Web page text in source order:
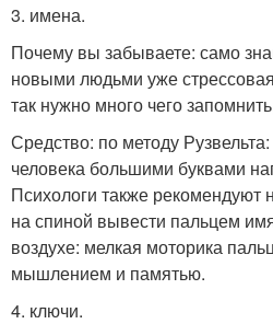
3. имена.
Почему вы забываете: само
новыми людьми уже
так нужно много чего
Средство: по методу
человека большими буквами
Психологи также рекомендуют
на спиной вывести пальцем
воздухе: мелкая моторика
мышлением и памятью.
4. ключи.